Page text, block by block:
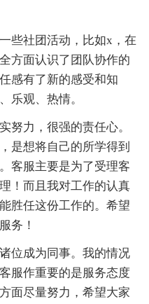
些社团活动，比如x，在
方面认识了团队协作的
感有了新的感受和知
乐观、热情。
努力，很强的责任心。
是想将自己的所学得到
客服主要是为了受理客
！而且我对工作的认真
胜任这份工作的。希望
务！
位成为同事。我的情况
服作重要的是服务态度
面尽量努力，希望大家